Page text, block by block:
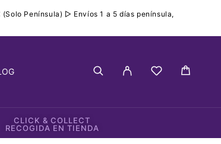
Península) ▷ Envíos 1 a 5 días península,
CLICK & COLLECT
RECOGIDA EN TIENDA